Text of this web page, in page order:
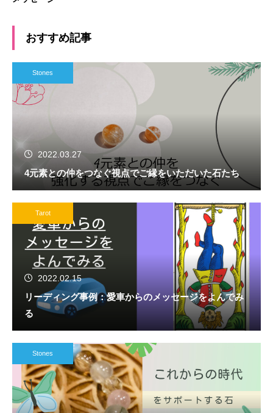
おすすめ記事
Stones
2022.03.27
4元素との仲をつなぐ視点でご縁をいただいた石たち
Tarot
2022.02.15
リーディング事例：愛車からのメッセージをよんでみ
る
Stones